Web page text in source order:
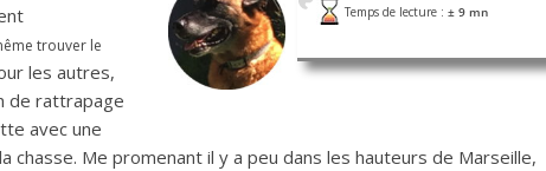
Temps de lecture :± 9 mn
trouver le
les autres,
de rattrapage
avec une
chasse. Me promenant il y a peu dans les hauteurs de Marseille,